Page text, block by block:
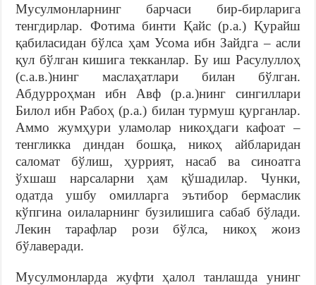
Мусулмонларнинг барчаси бир-бирларига
тенгдирлар. Фотима бинти Қайс (р.а.) Қурайш
қабиласидан бўлса ҳам Усома ибн Зайдга – асли
қул бўлган кишига текканлар. Бу иш Расулуллоҳ
(с.а.в.)нинг маслаҳатлари билан бўлган.
Абдурроҳман ибн Авф (р.а.)нинг сингиллари
Билол ибн Рабоҳ (р.а.) билан турмуш қурганлар.
Аммо жумҳури уламолар никоҳдаги кафоат –
тенгликка диндан бошқа, никоҳ айбларидан
саломат бўлиш, ҳуррият, насаб ва синоатга
ўхшаш нарсаларни ҳам қўшадилар. Чунки,
одатда ушбу омилларга эътибор бермаслик
кўпгина оилаларнинг бузилишига сабаб бўлади.
Лекин тарафлар рози бўлса, никоҳ жоиз
бўлаверади.
Мусулмонларда жуфти ҳалол танлашда унинг